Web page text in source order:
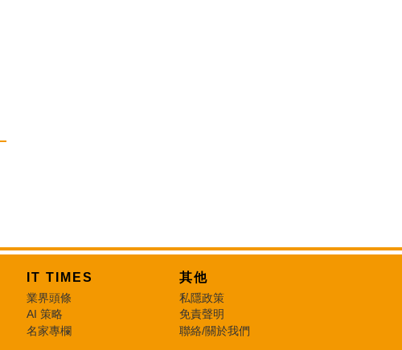
IT TIMES
業界頭條
AI 策略
名家專欄
其他
私隱政策
免責聲明
聯絡/關於我們